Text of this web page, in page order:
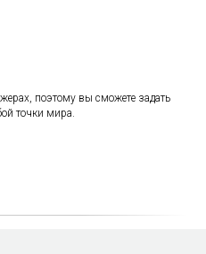
поэтому вы сможете задать
точки мира.